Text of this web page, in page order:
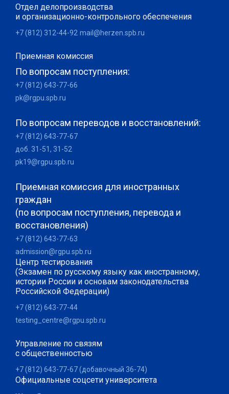
Отдел делопроизводства
и организационно-контрольного обеспечения
+7 (812) 312-44-92 mail@herzen.spb.ru
Приемная комиссия
По вопросам поступления:
+7 (812) 643-77-66
pk@rgpu.spb.ru
По вопросам переводов и восстановлений:
+7 (812) 643-77-67
доб. 31-51, 31-52
pk19@rgpu.spb.ru
Приемная комиссия для иностранных
граждан
(по вопросам поступления, перевода и
восстановления)
+7 (812) 643-77-63
admission@rgpu.spb.ru
Центр тестирования
(Экзамен по русскому языку как иностранному,
истории России и основам законодательства
Российской Федерации)
+7 (812) 643-77-44
testing_centre@rgpu.spb.ru
Управление по связям
с общественностью
+7 (812) 643-77-67 (добавочный 36-74)
Официальные соцсети университета